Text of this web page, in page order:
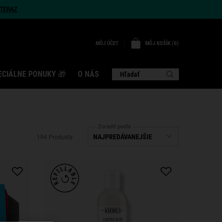
MÔJ ÚČET MÔJ KOŠÍK 0
0 VÝROBOK
PONUKY 🎁 O NÁS Hľadať
194 Produkty
Zoradiť podľa